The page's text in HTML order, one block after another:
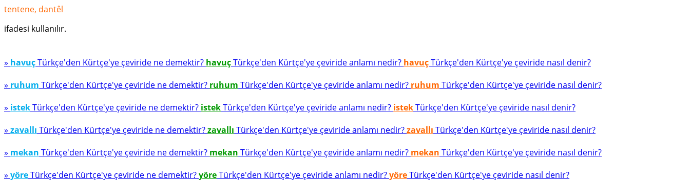
tentene, dantêl
ifadesi kullanılır.
» havuçTürkçe'den Kürtçe'ye çeviride ne demektir? havuçTürkçe'den Kürtçe'ye çeviride anlamı nedir? havuçTürkçe'den Kürtçe'ye çeviride nasıl denir?
» ruhum Türkçe'den Kürtçe'ye çeviride ne demektir? ruhum Türkçe'den Kürtçe'ye çeviride anlamı nedir? ruhum Türkçe'den Kürtçe'ye çeviride nasıl denir?
» istekTürkçe'den Kürtçe'ye çeviride ne demektir? istekTürkçe'den Kürtçe'ye çeviride anlamı nedir? istekTürkçe'den Kürtçe'ye çeviride nasıl denir?
» zavallı Türkçe'den Kürtçe'ye çeviride ne demektir?zavallı Türkçe'den Kürtçe'ye çeviride anlamı nedir?zavallı Türkçe'den Kürtçe'ye çeviride nasıl denir?
» mekan Türkçe'den Kürtçe'ye çeviride ne demektir? mekan Türkçe'den Kürtçe'ye çeviride anlamı nedir? mekan Türkçe'den Kürtçe'ye çeviride nasıl denir?
» yöreTürkçe'den Kürtçe'ye çeviride ne demektir?yöreTürkçe'den Kürtçe'ye çeviride anlamı nedir?yöreTürkçe'den Kürtçe'ye çeviride nasıl denir?